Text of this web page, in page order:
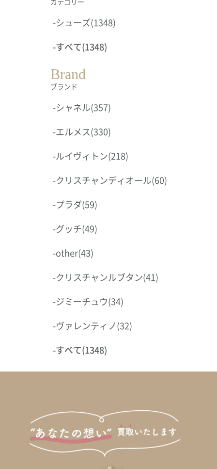
-シューズ(1348)
-すべて(1348)
Brand
ブランド
-シャネル(357)
-エルメス(330)
-ルイヴィトン(218)
-クリスチャンディオール(60)
-プラダ(59)
-グッチ(49)
-other(43)
-クリスチャンルブタン(41)
-ジミーチュウ(34)
-ヴァレンティノ(32)
-すべて(1348)